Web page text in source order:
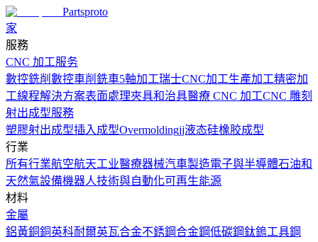
Partsproto
家
服務
CNC 加工服务
數控銑削 數控車削 銑車5軸加工瑞士CNC加工生產加工精密加
工線程解決方案表面處理夾具和治具醫療 CNC 加工CNC 雕刻
射出成型服務
塑膠射出成型插入成型Overmoldingjj液态硅橡胶成型
行業
所有行業航空航天工业醫療器械汽車製造電子與半導體石油和
天然氣設備機器人技術與自動化可再生能源
材料
金屬
鋁黃銅銅英科耐爾英瓦合金不銹鋼合金鋼低碳鋼鈦鎢工具鋼